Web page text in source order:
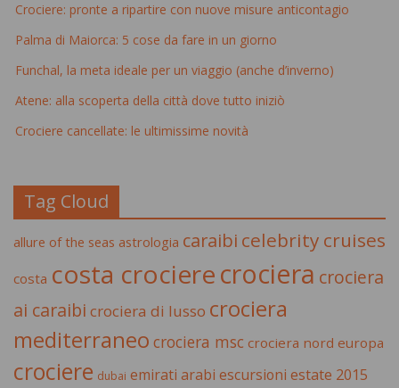
Crociere: pronte a ripartire con nuove misure anticontagio
Palma di Maiorca: 5 cose da fare in un giorno
Funchal, la meta ideale per un viaggio (anche d’inverno)
Atene: alla scoperta della città dove tutto iniziò
Crociere cancellate: le ultimissime novità
Tag Cloud
allure of the seas astrologia caraibi celebrity cruises
costa costa crocierecrociera crociera
ai caraibi crociera di lusso crociera
mediterraneo crociera msc crociera nord europa
crociere dubai emirati arabi escursioni estate 2015